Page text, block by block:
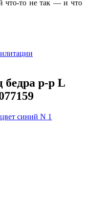
что-то не так — и что
р-р L